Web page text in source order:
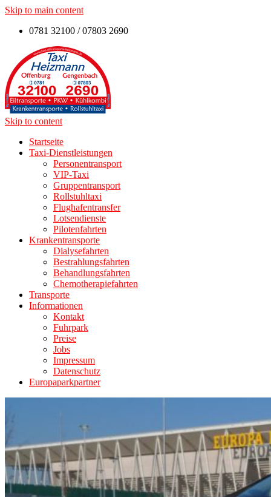
Skip to main content
0781 32100 / 07803 2690
Skip to content
Startseite
Taxi-Dienstleistungen
Personentransport
VIP-Taxi
Gruppentransport
Rollstuhltaxi
Flughafentransfer
Lotsendienste
Pilotenfahrten
Krankentransporte
Dialysefahrten
Bestrahlungsfahrten
Behandlungsfahrten
Chemotherapiefahrten
Transporte
Informationen
Kontakt
Fuhrpark
Preise
Jobs
Impressum
Datenschutz
Europaparkpartner